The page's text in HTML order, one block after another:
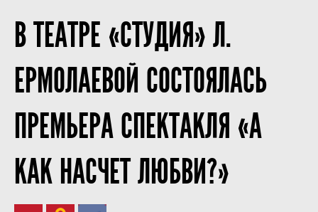
Нам 30 лет
В ТЕАТРЕ «СТУДИЯ» Л.
ЕРМОЛАЕВОЙ СОСТОЯЛАСЬ
ПРЕМЬЕРА СПЕКТАКЛЯ «А
КАК НАСЧЕТ ЛЮБВИ?»